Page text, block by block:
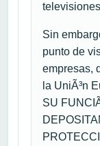
Sin
punto de
empresas,
la UniÃ³n
SU